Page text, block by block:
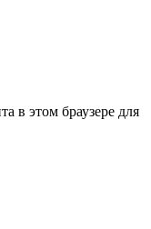
в этом браузере для